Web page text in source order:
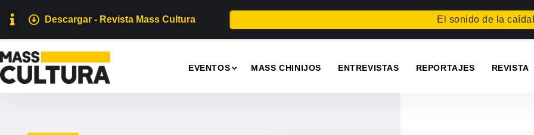
Descargar - Revista Mass Cultura El sonido de la caídaFestival
EVENTOS MASS CHINIJOS ENTREVISTAS REPORTAJES REVISTA